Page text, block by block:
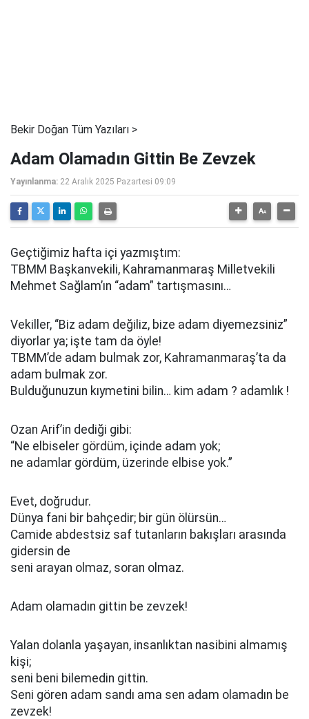
Bekir Doğan Tüm Yazıları >
Adam Olamadın Gittin Be Zevzek
Yayınlanma: 22 Aralık 2025 Pazartesi 09:09
Geçtiğimiz hafta içi yazmıştım:
TBMM Başkanvekili, Kahramanmaraş Milletvekili
Mehmet Sağlam’ın “adam” tartışmasını…
Vekiller, “Biz adam değiliz, bize adam diyemezsiniz”
diyorlar ya; işte tam da öyle!
TBMM’de adam bulmak zor, Kahramanmaraş’ta da
adam bulmak zor.
Bulduğunuzun kıymetini bilin… kim adam ? adamlık !
Ozan Arif’in dediği gibi:
“Ne elbiseler gördüm, içinde adam yok;
ne adamlar gördüm, üzerinde elbise yok.”
Evet, doğrudur.
Dünya fani bir bahçedir; bir gün ölürsün…
Camide abdestsiz saf tutanların bakışları arasında
gidersin de
seni arayan olmaz, soran olmaz.
Adam olamadın gittin be zevzek!
Yalan dolanla yaşayan, insanlıktan nasibini almamış
kişi;
seni beni bilemedin gittin.
Seni gören adam sandı ama sen adam olamadın be
zevzek!